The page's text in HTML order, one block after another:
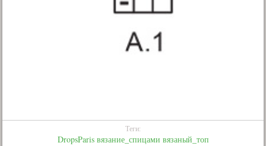
Теги:
DropsParis вязание_спицами вязаный_топ